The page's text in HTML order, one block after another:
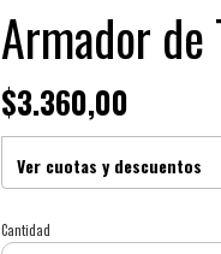
Armador de
$3.360,00
Ver cuotas y descuentos
Cantidad